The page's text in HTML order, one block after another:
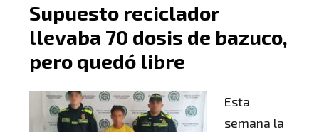
Supuesto reciclador
llevaba 70 dosis de bazuco,
pero quedó libre
Esta
semana la